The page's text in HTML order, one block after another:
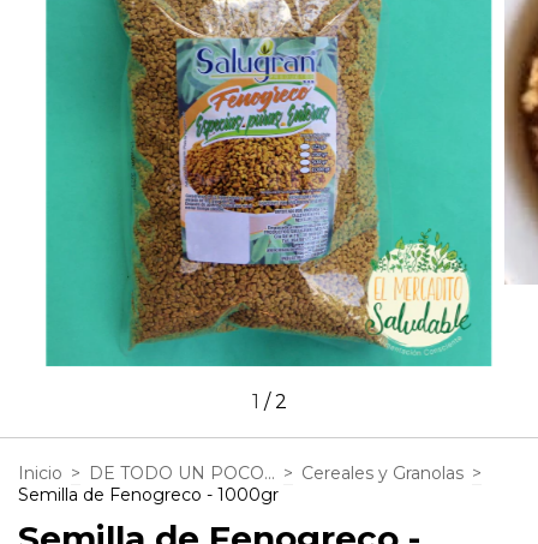
1 /2
Inicio > DE TODO UN POCO... > Cereales y Granolas >
Semilla de Fenogreco - 1000gr